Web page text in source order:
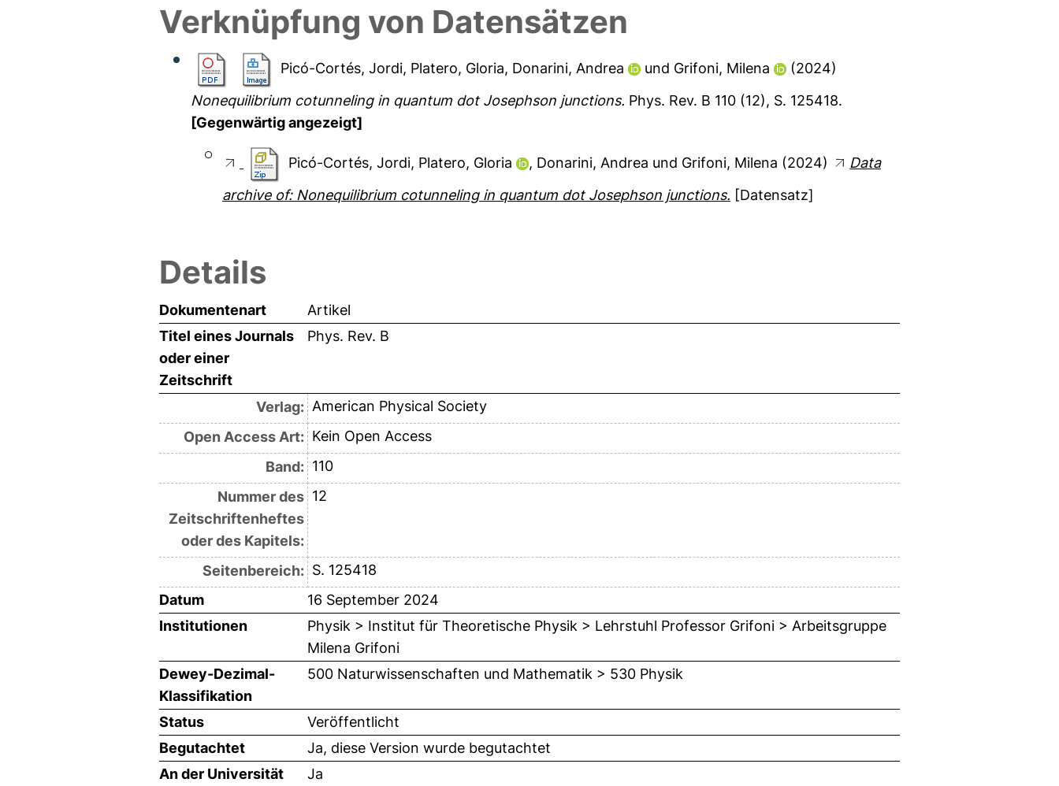
Verknüpfung von Datensätzen
Picó-Cortés, Jordi, Platero, Gloria, Donarini, Andrea und Grifoni, Milena
(2024)
Nonequilibrium cotunneling in quantum dot Josephson junctions. Phys. Rev. B 110 (12), S. 125418.
[Gegenwärtig angezeigt]
Picó-Cortés, Jordi, Platero, Gloria , Donarini, Andrea und Grifoni, Milena (2024)
Data
archive of: Nonequilibrium cotunneling in quantum dot Josephson junctions. [Datensatz]
Details
Dokumentenart
Artikel
Titel eines Journals
oder einer
Zeitschrift
Phys. Rev. B
Verlag: American Physical Society
Open Access Art: Kein Open Access
Band: 110
Nummer des
Zeitschriftenheftes
oder des Kapitels:
12
Seitenbereich: S. 125418
Datum
16 September 2024
Institutionen
Physik > Institut für Theoretische Physik > Lehrstuhl Professor Grifoni > Arbeitsgruppe
Milena Grifoni
Dewey-Dezimal-
Klassifikation
500 Naturwissenschaften und Mathematik > 530 Physik
Status
Veröffentlicht
Begutachtet
Ja, diese Version wurde begutachtet
An der Universität
Ja